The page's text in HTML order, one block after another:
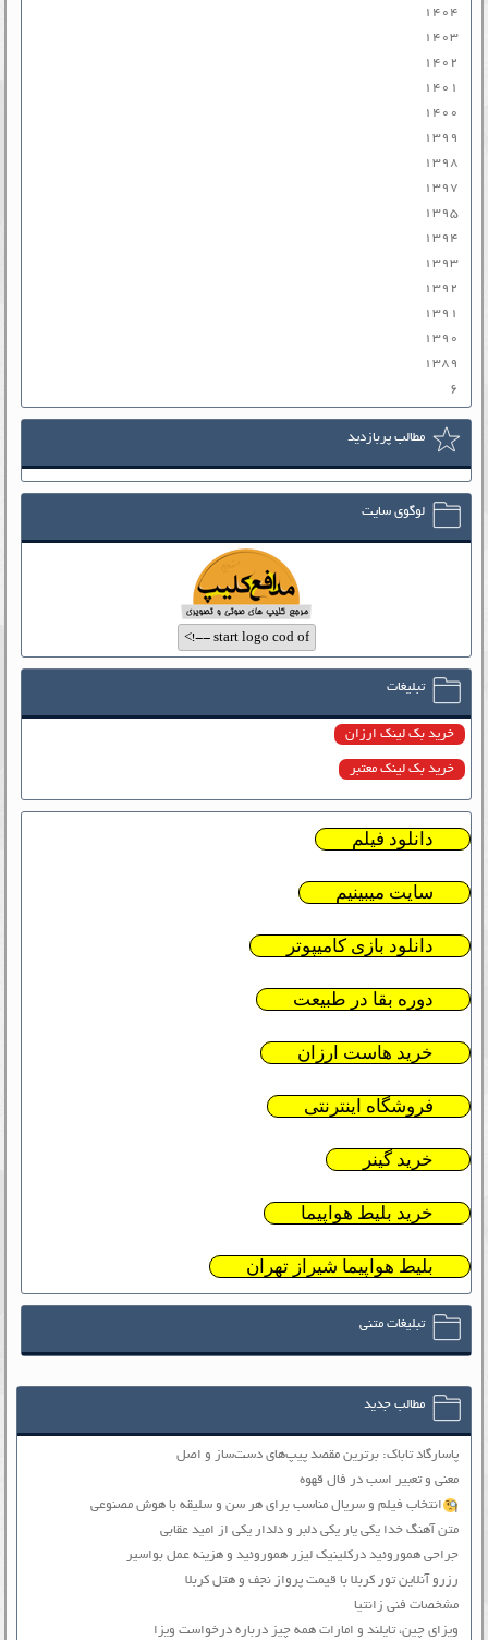
۱۴۰۴
۱۴۰۳
۱۴۰۲
۱۴۰۱
۱۴۰۰
۱۳۹۹
۱۳۹۸
۱۳۹۷
۱۳۹۵
۱۳۹۴
۱۳۹۳
۱۳۹۲
۱۳۹۱
۱۳۹۰
۱۳۸۹
۶
مطالب پربازدید
لوگوی سایت
تبلیغات
خرید بک لینک ارزان
خرید بک لینک معتبر
دانلود فیلم
سایت میبینیم
دانلود بازی کامیپوتر
دوره بقا در طبیعت
خرید هاست ارزان
فروشگاه اینترنتی
خرید گینر
خرید بلیط هواپیما
بلیط هواپیما شیراز تهران
تبلیغات متنی
مطالب جدید
پاسارگاد تاباک: برترین مقصد پیپ‌های دست‌ساز و اصل
معنی و تعبیر اسب در فال قهوه
انتخاب فیلم و سریال مناسب برای هر سن و سلیقه با هوش مصنوعی
متن آهنگ خدا یکی یار یکی دلبر و دلدار یکی از امید عقابی
جراحی هموروئید درکلینیک لیزر هموروئید و هزینه عمل بواسیر
رزرو آنلاین تور کربلا با قیمت پرواز نجف و هتل کربلا
مشخصات فنی زانتیا
ویزای چین، تایلند و امارات همه چیز درباره درخواست ویزا